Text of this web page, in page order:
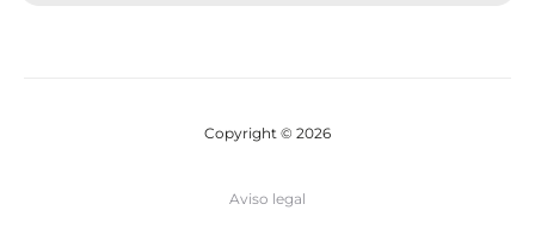
Copyright © 2026
Aviso legal